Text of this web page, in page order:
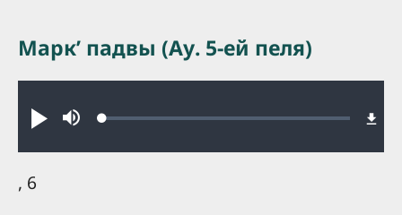
Play MuteLoaded:
Маркʼ падвы (Ау. 5-ей пеля)
, 6